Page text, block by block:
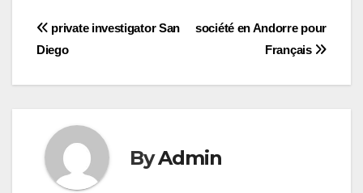
Post
navigation
société en Andorre pour
Français
private investigator San
Diego
ByAdmin